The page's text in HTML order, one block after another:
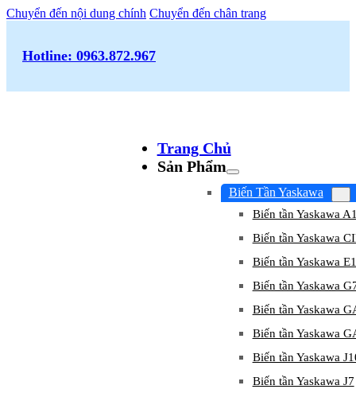
Chuyển đến nội dung chính Chuyển đến chân trang
Hotline: 0963.872.967
Trang Chủ
Sản Phẩm
Biến Tần Yaskawa
Biến tần Yaskawa
Biến tần Yaskawa
Biến tần Yaskawa
Biến tần Yaskawa
Biến tần Yaskawa
Biến tần Yaskawa
Biến tần Yaskawa
Biến tần Yaskawa J7